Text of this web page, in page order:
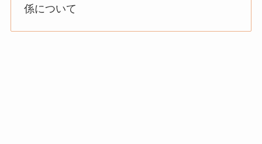
係について